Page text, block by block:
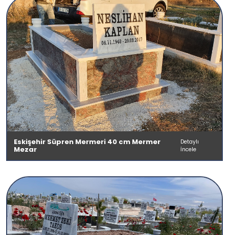
Eskişehir Süpren Mermeri 40 cm Mermer
Mezar
Detaylı
İncele